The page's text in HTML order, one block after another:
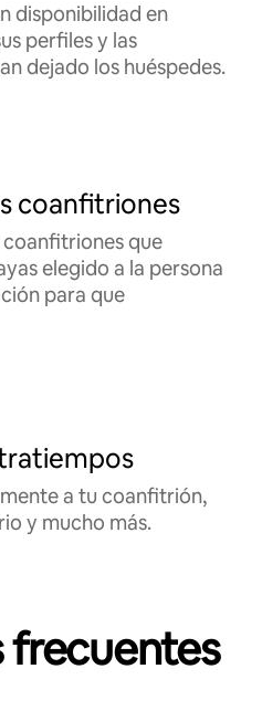
disponibilidad en
perfiles y las
dejado los huéspedes.
coanfitriones
que
elegido a la persona
para que
a tu coanfitrión,
y mucho más.
frecuentes